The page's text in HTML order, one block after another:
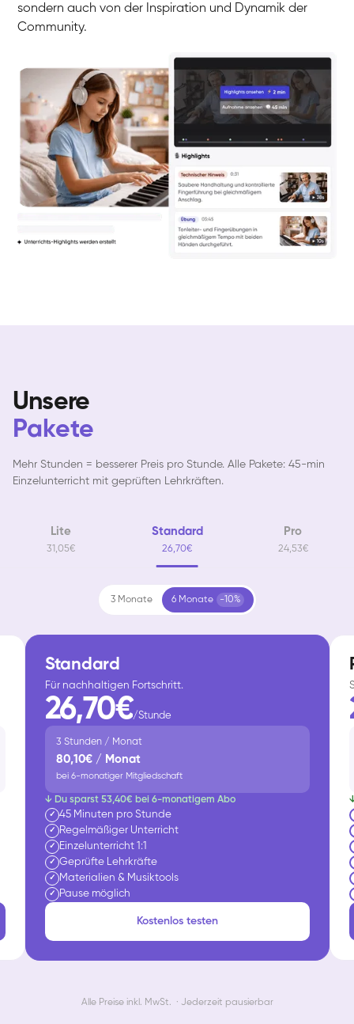
Yuna
Klavier / Piano / Flügel
Camilla
Klavier / Piano / Flügel
Negin
Klavier / Piano / Flügel
Katarzyna
Klavier / Piano / Flügel
sondern auch von der Inspiration und Dynamik der
Community.
Unsere
Pakete
Mehr Stunden = besserer Preis pro Stunde. Alle Pakete: 45-min
Einzelunterricht mit geprüften Lehrkräften.
Lite
31,05€
Standard
26,70€
Pro
24,53€
3 Monate 6 Monate -10%
Standard
Für nachhaltigen Fortschritt.
26,70€/Stunde
3 Stunden / Monat
80,10€ / Monat
bei 6-monatiger Mitgliedschaft
↓ Du sparst 53,40€ bei 6-monatigem Abo
✓ 45 Minuten pro Stunde
✓ Regelmäßiger Unterricht
✓ Einzelunterricht 1:1
✓ Geprüfte Lehrkräfte
✓ Materialien & Musiktools
✓ Pause möglich
Kostenlos testen
Alle Preise inkl. MwSt. · Jederzeit pausierbar